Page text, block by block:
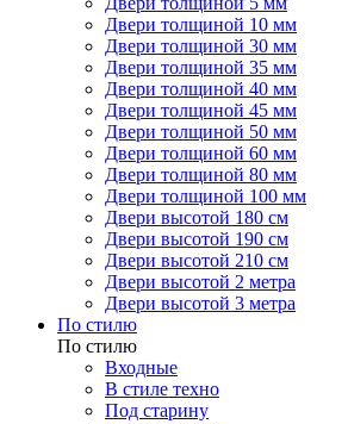
Двери толщиной 10 мм
Двери толщиной 30 мм
Двери толщиной 35 мм
Двери толщиной 40 мм
Двери толщиной 45 мм
Двери толщиной 50 мм
Двери толщиной 60 мм
Двери толщиной 80 мм
Двери толщиной 100 мм
Двери высотой 180 см
Двери высотой 190 см
Двери высотой 210 см
Двери высотой 2 метра
Двери высотой 3 метра
По стилю
По стилю
Входные
В стиле техно
Под старину